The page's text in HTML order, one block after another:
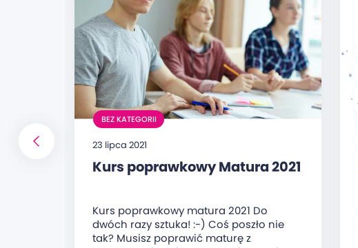
BEZ KATEGORII
23 lipca 2021
Kurs poprawkowy Matura 2021
Kurs poprawkowy matura 2021 Do
dwóch razy sztuka! :-) Coś poszło nie
tak? Musisz poprawić maturę z